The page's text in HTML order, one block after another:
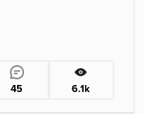
45 6.1k